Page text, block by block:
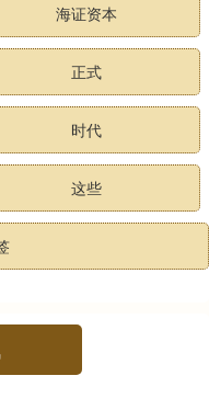
海证资本
正式
时代
这些